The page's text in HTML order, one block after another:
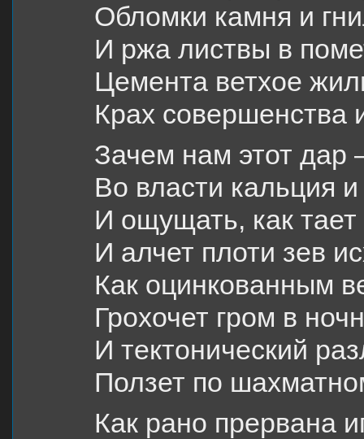
Обломки камня и
И ржа листвы в
Цемента ветхое
Крах совершенства
Зачем нам этот дар
Во власти кальция
И ощущать, как
И алчет плоти зев
Как оцинкованным
Грохочет гром в
И тектонический
Ползет по
Как рано прервана